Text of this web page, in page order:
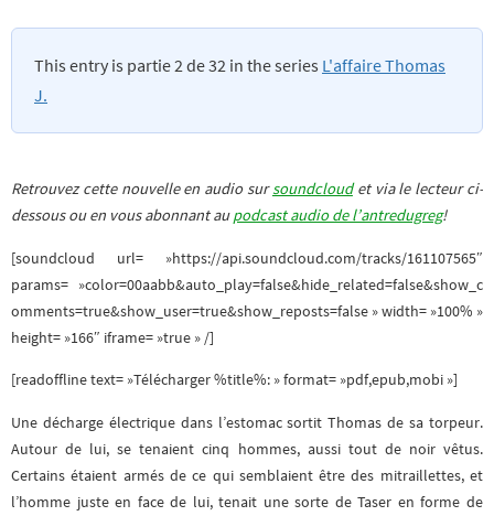
This entry is partie 2 de 32 in the series L'affaire Thomas
J.
Retrouvez cette nouvelle en audio sursoundcloudet via le lecteur ci-
dessous ou en vous abonnant aupodcast audio de l’antredugreg!
[soundcloud url= »https://api.soundcloud.com/tracks/161107565″
params= »color=00aabb&auto_play=false&hide_related=false&show_c
omments=true&show_user=true&show_reposts=false » width= »100% »
height= »166″ iframe= »true » /]
[readoffline text= »Télécharger %title%: » format= »pdf,epub,mobi »]
Une décharge électrique dans l’estomac sortit Thomas de sa torpeur.
Autour de lui, se tenaient cinq hommes, aussi tout de noir vêtus.
Certains étaient armés de ce qui semblaient être des mitraillettes, et
l’homme juste en face de lui, tenait une sorte de Taser en forme de